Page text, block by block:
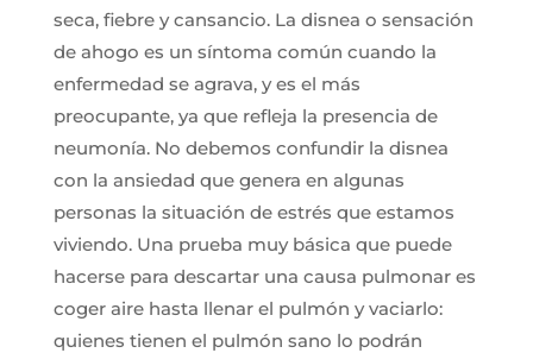
seca, fiebre y cansancio. La disnea o sensación
de ahogo es un síntoma común cuando la
enfermedad se agrava, y es el más
preocupante, ya que refleja la presencia de
neumonía. No debemos confundir la disnea
con la ansiedad que genera en algunas
personas la situación de estrés que estamos
viviendo. Una prueba muy básica que puede
hacerse para descartar una causa pulmonar es
coger aire hasta llenar el pulmón y vaciarlo:
quienes tienen el pulmón sano lo podrán